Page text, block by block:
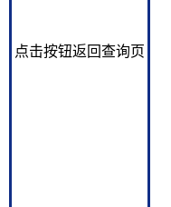
点击按钮返回查询页